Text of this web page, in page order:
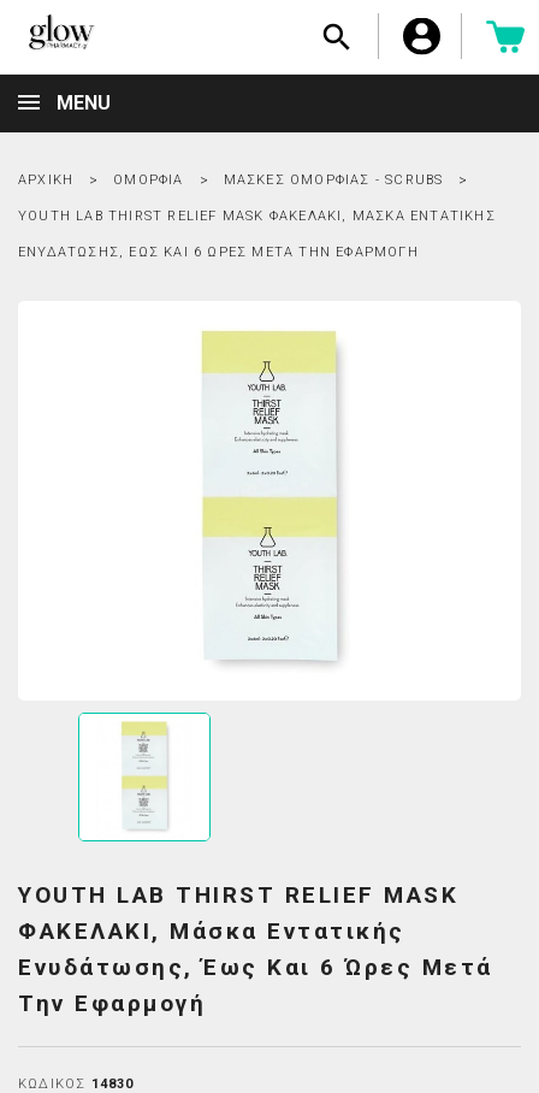

MENU
ΑΡΧΙΚΉ ΟΜΟΡΦΙΆ ΜΆΣΚΕΣ ΟΜΟΡΦΙΆΣ - SCRUBS
YOUTH LAB THIRST RELIEF MASK ΦΑΚΕΛΑΚΙ, ΜΆΣΚΑ ΕΝΤΑΤΙΚΉΣ
ΕΝΥΔΆΤΩΣΗΣ, ΈΩΣ ΚΑΙ 6 ΏΡΕΣ ΜΕΤΆ ΤΗΝ ΕΦΑΡΜΟΓΉ
YOUTH LAB THIRST RELIEF MASK
ΦΑΚΕΛΑΚΙ, Μάσκα Εντατικής
Ενυδάτωσης, Έως Και 6 Ώρες Μετά
Την Εφαρμογή
ΚΩΔΙΚΌΣ 14830